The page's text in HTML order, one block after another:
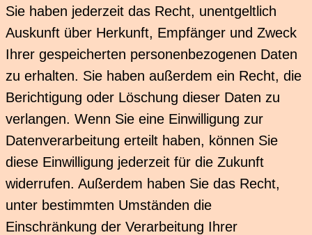
Sie haben jederzeit das Recht, unentgeltlich
Auskunft über Herkunft, Empfänger und Zweck
Ihrer gespeicherten personenbezogenen Daten
zu erhalten. Sie haben außerdem ein Recht, die
Berichtigung oder Löschung dieser Daten zu
verlangen. Wenn Sie eine Einwilligung zur
Datenverarbeitung erteilt haben, können Sie
diese Einwilligung jederzeit für die Zukunft
widerrufen. Außerdem haben Sie das Recht,
unter bestimmten Umständen die
Einschränkung der Verarbeitung Ihrer